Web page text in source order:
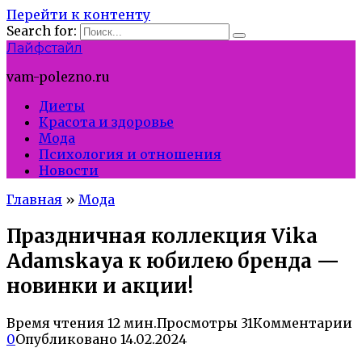
Перейти к контенту
Search for:
Лайфстайл
vam-polezno.ru
Диеты
Красота и здоровье
Мода
Психология и отношения
Новости
Главная » Мода
Праздничная коллекция Vika
Adamskaya к юбилею бренда —
новинки и акции!
Время чтения 12 мин.Просмотры 31Комментарии
0Опубликовано 14.02.2024